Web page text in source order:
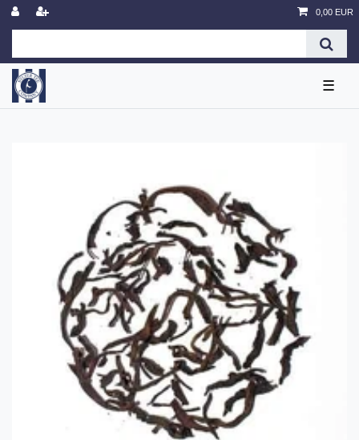
0,00 EUR
☰